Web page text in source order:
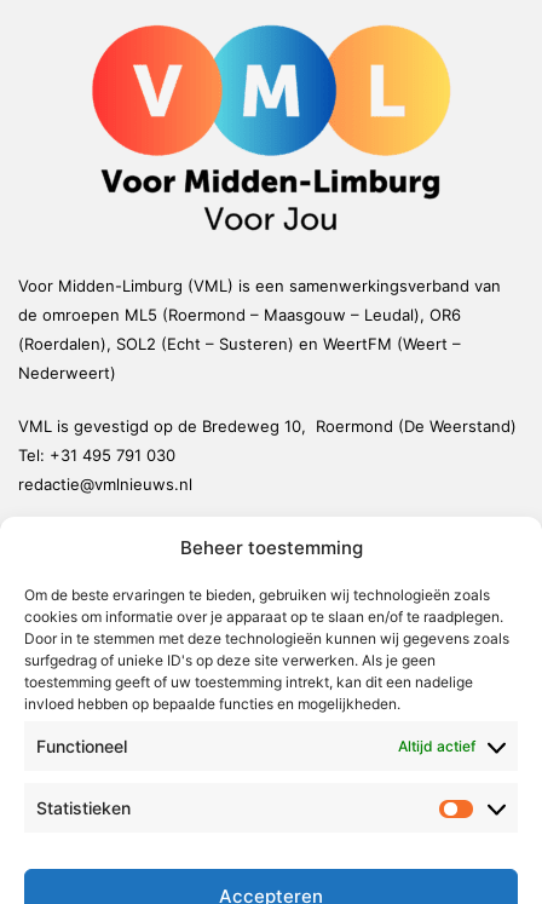
Beheer toestemming
Om de beste ervaringen te bieden, gebruiken wij technologieën zoals
cookies om informatie over je apparaat op te slaan en/of te raadplegen.
Door in te stemmen met deze technologieën kunnen wij gegevens zoals
surfgedrag of unieke ID's op deze site verwerken. Als je geen
toestemming geeft of uw toestemming intrekt, kan dit een nadelige
invloed hebben op bepaalde functies en mogelijkheden.
Functioneel Altijd actief
Statistieken
Accepteren
Voor Midden-Limburg (VML) is een samenwerkingsverband van
de omroepen ML5 (Roermond – Maasgouw – Leudal), OR6
(Roerdalen), SOL2 (Echt – Susteren) en WeertFM (Weert –
Nederweert)
VML is gevestigd op de Bredeweg 10, Roermond (De Weerstand)
Tel: +31 495 791 030
redactie@vmlnieuws.nl
Leudal
Maasgouw
Echt-Susteren
Radio & TV